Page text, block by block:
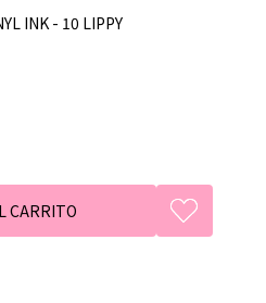
INK - 10 LIPPY